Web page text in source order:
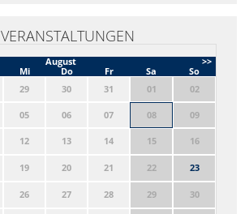
VERANSTALTUNGEN
>>
August
Mi Do Fr Sa
So
29 30 31 01 02
05 06 07 08 09
12 13 14 15 16
19 20 21 22 23
26 27 28 29 30